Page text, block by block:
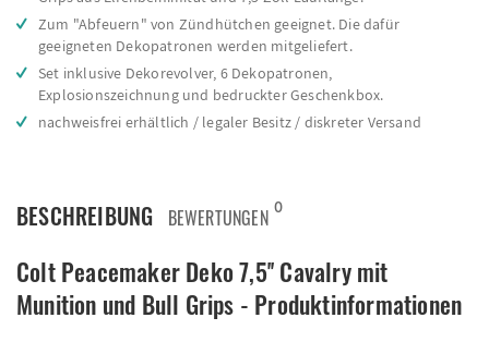
Zum "Abfeuern" von Zündhütchen geeignet. Die dafür
geeigneten Dekopatronen werden mitgeliefert.
Set inklusive Dekorevolver, 6 Dekopatronen,
Explosionszeichnung und bedruckter Geschenkbox.
nachweisfrei erhältlich / legaler Besitz / diskreter Versand
BESCHREIBUNG BEWERTUNGEN 0
Colt Peacemaker Deko 7,5'' Cavalry mit
Munition und Bull Grips - Produktinformationen